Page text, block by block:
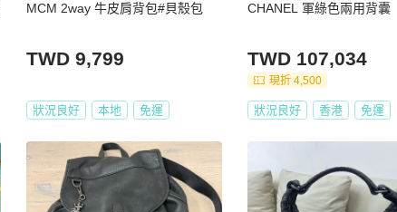
MCM 2way 牛皮肩背包#貝殼包
TWD 9,799
狀況良好 本地 免運
CHANEL 軍綠色兩用背囊
TWD 107,034
現折 4,500
狀況良好 香港 免運